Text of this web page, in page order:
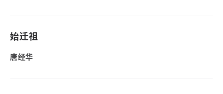
始迁祖
唐经华